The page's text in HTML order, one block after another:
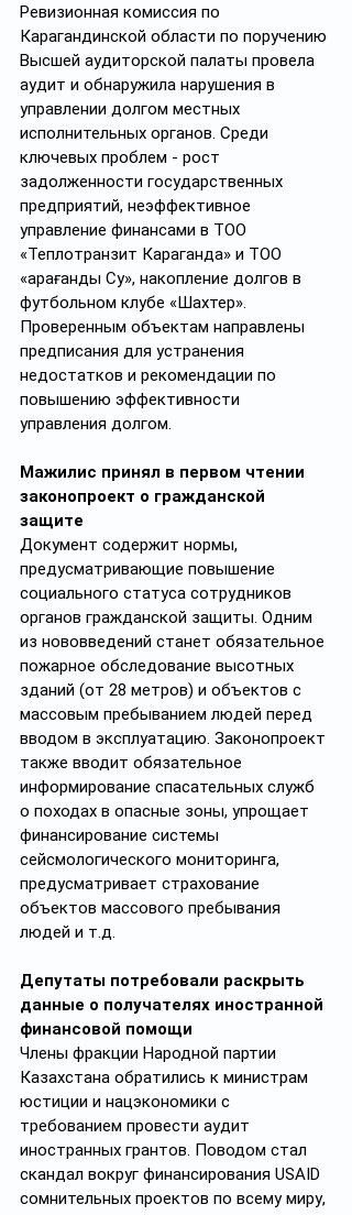
Ревизионная комиссия по
Карагандинской области по поручению
Высшей аудиторской палаты провела
аудит и обнаружила нарушения в
управлении долгом местных
исполнительных органов. Среди
ключевых проблем - рост
задолженности государственных
предприятий, неэффективное
управление финансами в ТОО
«Теплотранзит Караганда» и ТОО
«Қарағанды Су», накопление долгов в
футбольном клубе «Шахтер».
Проверенным объектам направлены
предписания для устранения
недостатков и рекомендации по
повышению эффективности
управления долгом.
Мажилис принял в первом чтении
законопроект о гражданской
защите
Документ содержит нормы,
предусматривающие повышение
социального статуса сотрудников
органов гражданской защиты. Одним
из нововведений станет обязательное
пожарное обследование высотных
зданий (от 28 метров) и объектов с
массовым пребыванием людей перед
вводом в эксплуатацию. Законопроект
также вводит обязательное
информирование спасательных служб
о походах в опасные зоны, упрощает
финансирование системы
сейсмологического мониторинга,
предусматривает страхование
объектов массового пребывания
людей и т.д.
Депутаты потребовали раскрыть
данные о получателях иностранной
финансовой помощи
Члены фракции Народной партии
Казахстана обратились к министрам
юстиции и нацэкономики с
требованием провести аудит
иностранных грантов. Поводом стал
скандал вокруг финансирования USAID
сомнительных проектов по всему миру,